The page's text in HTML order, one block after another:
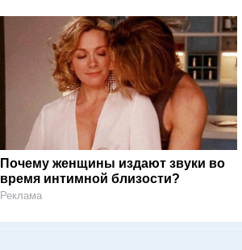
Почему женщины издают звуки во
время интимной близости?
Реклама